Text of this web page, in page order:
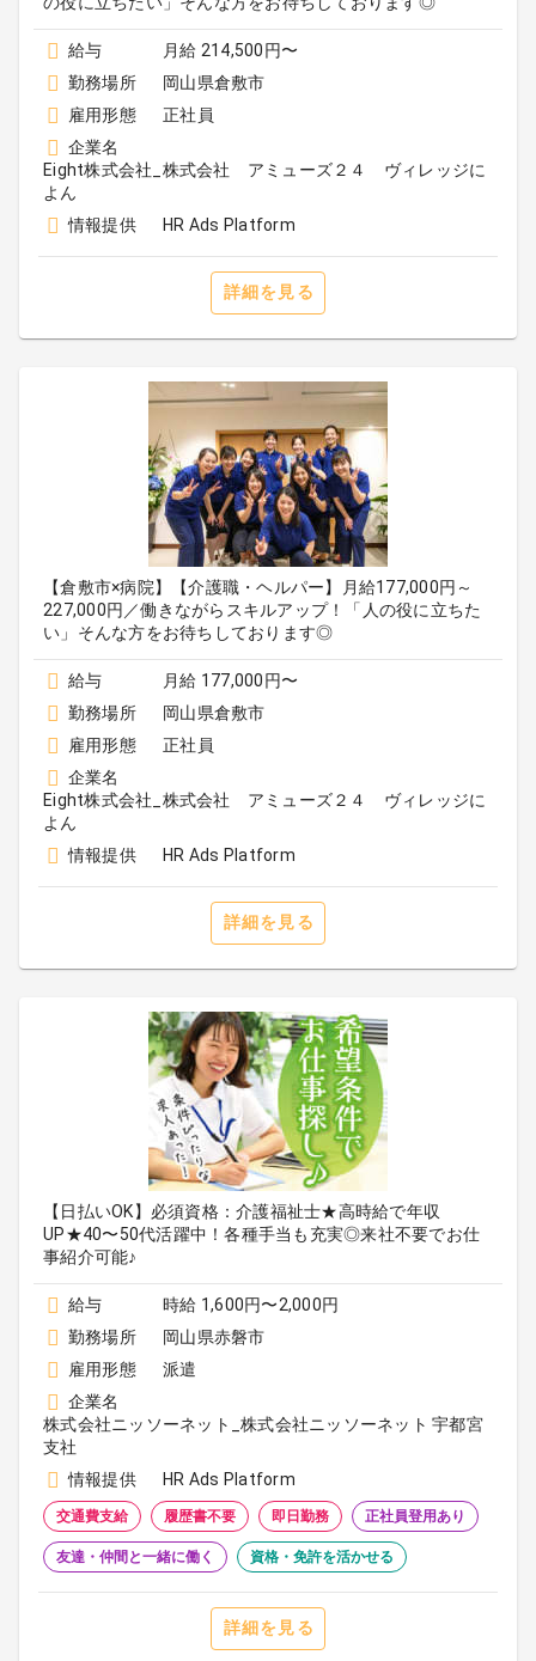
給与
月給 214,500円〜
勤務場所
岡山県倉敷市
雇用形態
正社員
企業名
Eight株式会社_株式会社 アミューズ２４ ヴィレッジに
よん
情報提供
HR Ads Platform
詳細を見る
【倉敷市×病院】【介護職・ヘルパー】月給177,000円～
227,000円／働きながらスキルアップ！「人の役に立ちた
い」そんな方をお待ちしております◎
給与
月給 177,000円〜
勤務場所
岡山県倉敷市
雇用形態
正社員
企業名
Eight株式会社_株式会社 アミューズ２４ ヴィレッジに
よん
情報提供
HR Ads Platform
詳細を見る
【日払いOK】必須資格：介護福祉士★高時給で年収
UP★40〜50代活躍中！各種手当も充実◎来社不要でお仕
事紹介可能♪
給与
時給 1,600円〜2,000円
勤務場所
岡山県赤磐市
雇用形態
派遣
企業名
株式会社ニッソーネット_株式会社ニッソーネット 宇都宮
支社
情報提供
HR Ads Platform
交通費支給 履歴書不要 即日勤務 正社員登用あり
友達・仲間と一緒に働く 資格・免許を活かせる
詳細を見る